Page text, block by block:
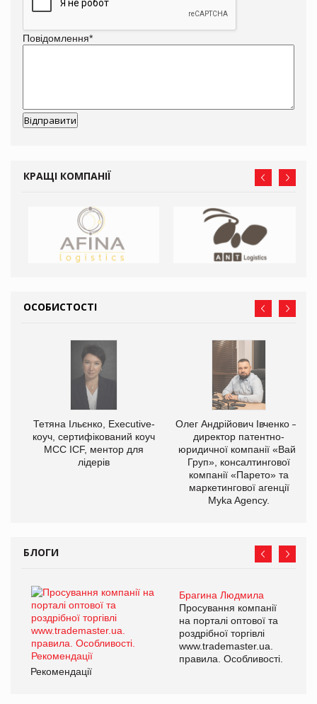
Повідомлення*
КРАЩІ КОМПАНІЇ
ОСОБИСТОСТІ
Тетяна Ільєнко, Executive-
коуч, сертифікований коуч
МСС ICF, ментор для
лідерів
Олег Андрійович Івченко —
директор патентно-
юридичної компанії «Вайз
Груп», консалтингової
компанії «Парето» та
маркетингової агенції
Myka Agency.
БЛОГИ
Брагина Людмила
Просування компанії
на порталі оптової та
роздрібної торгівлі
www.trademaster.ua.
правила. Особливості.
Рекомендації